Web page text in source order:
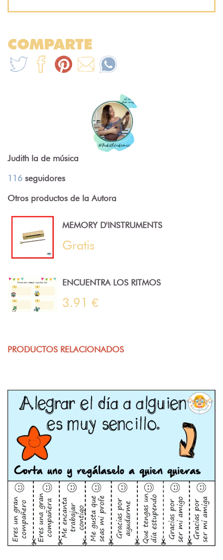
COMPARTE
Judith la de música
116 seguidores
Otros productos de la Autora
MEMORY D'INSTRUMENTS
Gratis
ENCUENTRA LOS RITMOS
3.91 €
PRODUCTOS RELACIONADOS